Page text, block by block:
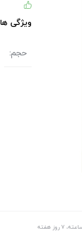
ویژگی ها
حجم: